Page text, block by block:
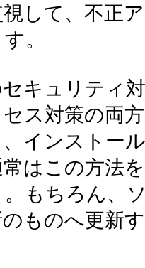
して、不正
。
キュリティ
ス対策の両
インストー
はこの方法
もちろん、
ものへ更新